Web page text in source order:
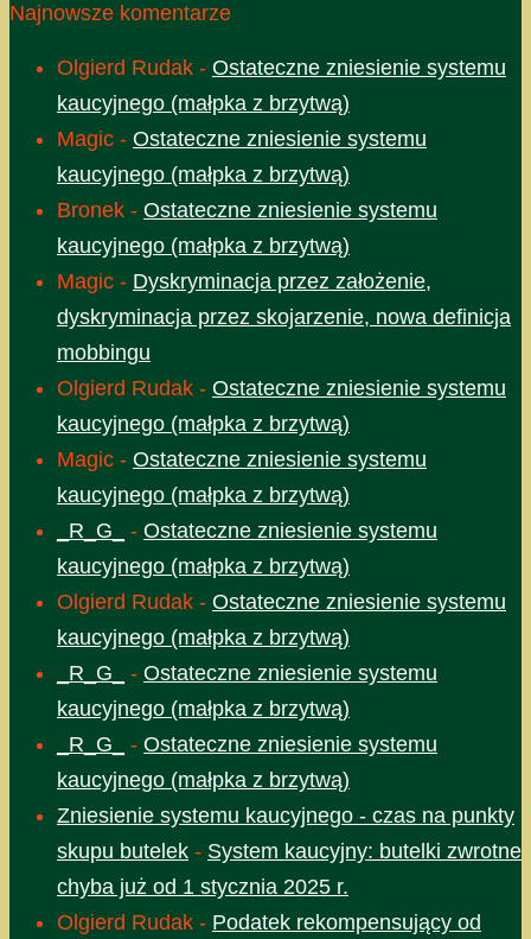
Najnowsze komentarze
Olgierd Rudak - Ostateczne zniesienie systemu
kaucyjnego (małpka z brzytwą)
Magic - Ostateczne zniesienie systemu
kaucyjnego (małpka z brzytwą)
Bronek - Ostateczne zniesienie systemu
kaucyjnego (małpka z brzytwą)
Magic - Dyskryminacja przez założenie,
dyskryminacja przez skojarzenie, nowa definicja
mobbingu
Olgierd Rudak - Ostateczne zniesienie systemu
kaucyjnego (małpka z brzytwą)
Magic - Ostateczne zniesienie systemu
kaucyjnego (małpka z brzytwą)
_R_G_
- Ostateczne zniesienie systemu
kaucyjnego (małpka z brzytwą)
Olgierd Rudak - Ostateczne zniesienie systemu
kaucyjnego (małpka z brzytwą)
_R_G_
- Ostateczne zniesienie systemu
kaucyjnego (małpka z brzytwą)
_R_G_
- Ostateczne zniesienie systemu
kaucyjnego (małpka z brzytwą)
Zniesienie systemu kaucyjnego - czas na punkty
skupu butelek - System kaucyjny: butelki zwrotne
chyba już od 1 stycznia 2025 r.
Olgierd Rudak - Podatek rekompensujący od